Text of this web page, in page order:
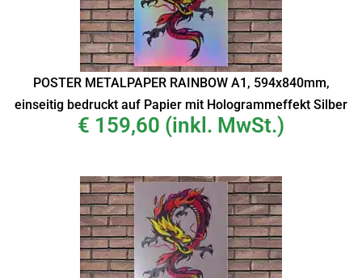
POSTER METALPAPER RAINBOW A1, 594x840mm,
einseitig bedruckt auf Papier mit Hologrammeffekt Silber
€ 159,60 (inkl. MwSt.)